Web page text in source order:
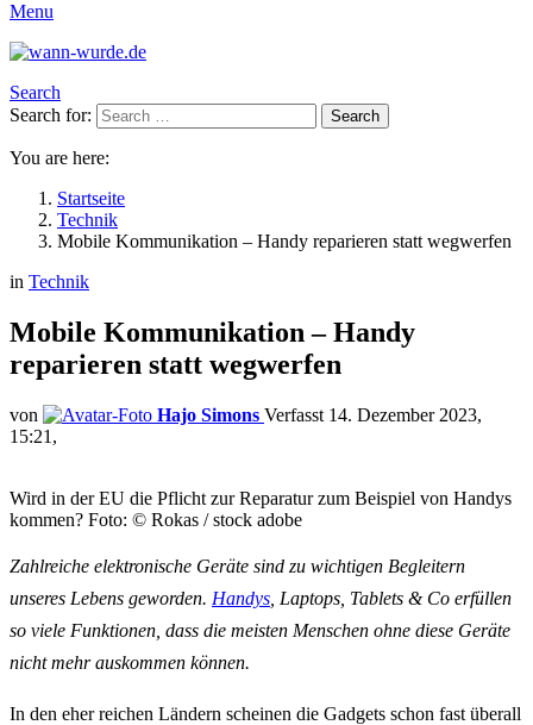
Menu
Search
Search for:
Search
You are here:
Startseite
Technik
Mobile Kommunikation – Handy reparieren statt wegwerfen
in Technik
Mobile Kommunikation – Handy
reparieren statt wegwerfen
von Hajo Simons
14. Dezember 2023,
15:21
Wird in der EU die Pflicht zur Reparatur zum Beispiel von Handys
kommen? Foto: © Rokas / stock adobe
Zahlreiche elektronische Geräte sind zu wichtigen Begleitern
unseres Lebens geworden. Handys , Laptops, Tablets & Co erfüllen
so viele Funktionen, dass die meisten Menschen ohne diese Geräte
nicht mehr auskommen können.
In den eher reichen Ländern scheinen die Gadgets schon fast überall